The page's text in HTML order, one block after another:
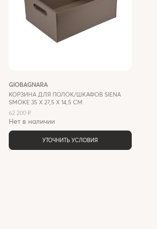
GIOBAGNARA
КОРЗИНА ДЛЯ ПОЛОК/ШКАФОВ SIENA
SMOKE 35 X 27,5 X 14,5 СМ
62 200 ₽
Нет в наличии
УТОЧНИТЬ УСЛОВИЯ